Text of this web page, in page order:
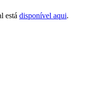
está disponível aqui.